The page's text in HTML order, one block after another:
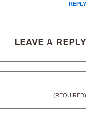
REPLY
Leave a Reply
(REQUIRED)